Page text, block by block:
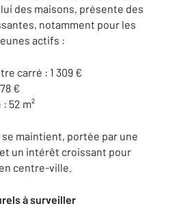
des maisons, présente des
notamment pour les
actifs :
carré : 1 309 €
€
52 m²
maintient, portée par une
un intérêt croissant pour
centre-ville.
à surveiller